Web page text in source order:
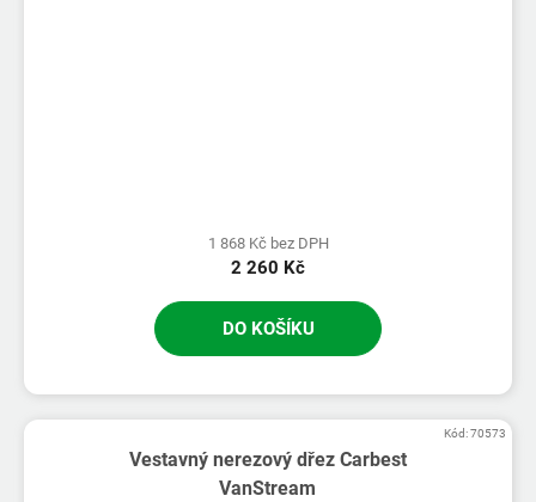
1 868 Kč bez DPH
2 260 Kč
DO KOŠÍKU
Vestavný nerezový dřez Carbest
VanStream
Kód:70573